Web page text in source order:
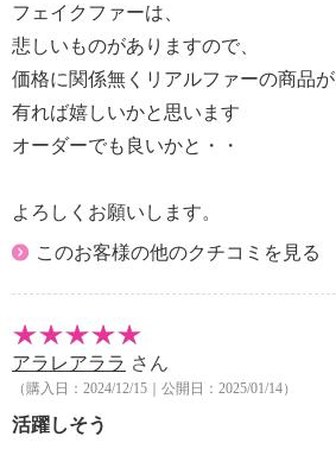
フェイクファーは、
悲しいものがありますので、
価格に関係無くリアルファーの商品が
有れば嬉しいかと思います
オーダーでも良いかと・・
よろしくお願いします。
このお客様の他のクチコミを見る
アラレアララ さん
（購入日：2024/12/15｜公開日：2025/01/14）
活躍しそう